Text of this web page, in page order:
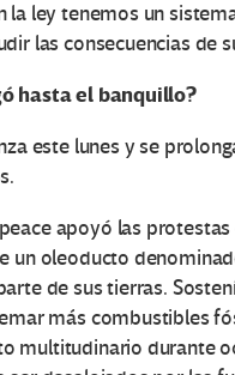
la ley tenemos un
las consecuencias de
hasta el banquillo?
este lunes y se
apoyó las
un oleoducto
de sus tierras.
más combustibles
multitudinario durante